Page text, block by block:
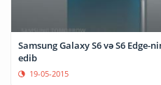
Samsung Galaxy S6 və S6
edib
19-05-2015